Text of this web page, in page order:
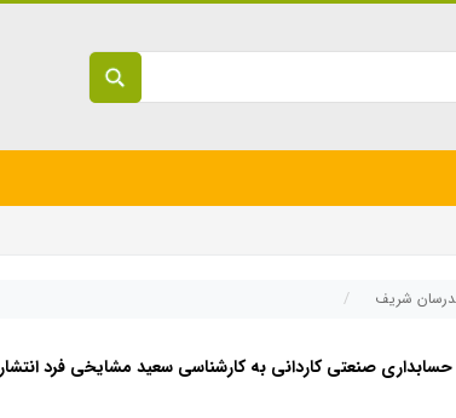
شریف
حسابداری صنعتی کاردانی به کارشناسی سعید مشایخی فرد